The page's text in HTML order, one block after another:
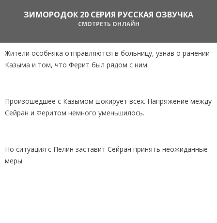
ЗИМОРОДОК 20 СЕРИЯ РУССКАЯ ОЗВУЧКА
СМОТРЕТЬ ОНЛАЙН
Жители особняка отправляются в больницу, узнав о ранении
Казыма и том, что Ферит был рядом с ним.
Произошедшее с Казымом шокирует всех. Напряжение между
Сейран и Феритом немного уменьшилось.
Но ситуация с Пелин заставит Сейран принять неожиданные
меры.